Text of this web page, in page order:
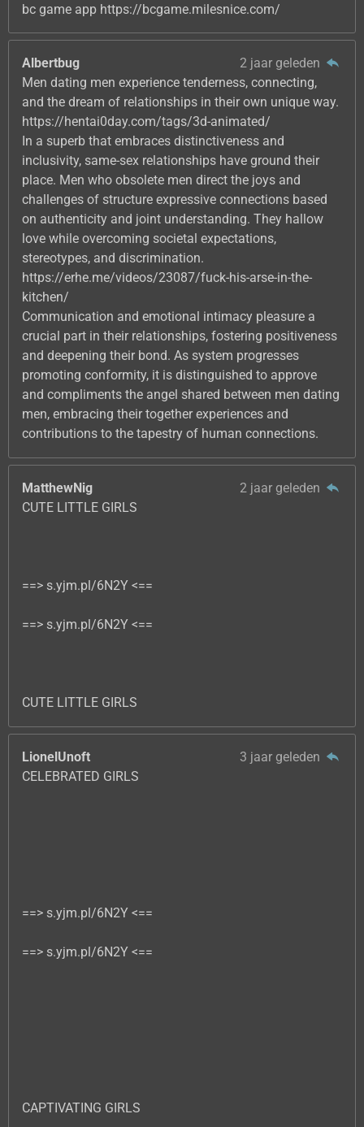
bc game app https://bcgame.milesnice.com/
Albertbug
2 jaar geleden
Men dating men experience tenderness, connecting,
and the dream of relationships in their own unique way.
https://hentai0day.com/tags/3d-animated/
In a superb that embraces distinctiveness and
inclusivity, same-sex relationships have ground their
place. Men who obsolete men direct the joys and
challenges of structure expressive connections based
on authenticity and joint understanding. They hallow
love while overcoming societal expectations,
stereotypes, and discrimination.
https://erhe.me/videos/23087/fuck-his-arse-in-the-
kitchen/
Communication and emotional intimacy pleasure a
crucial part in their relationships, fostering positiveness
and deepening their bond. As system progresses
promoting conformity, it is distinguished to approve
and compliments the angel shared between men dating
men, embracing their together experiences and
contributions to the tapestry of human connections.
MatthewNig
2 jaar geleden
CUTE LITTLE GIRLS
==> s.yjm.pl/6N2Y <==
==> s.yjm.pl/6N2Y <==
CUTE LITTLE GIRLS
LionelUnoft
3 jaar geleden
CELEBRATED GIRLS
==> s.yjm.pl/6N2Y <==
==> s.yjm.pl/6N2Y <==
CAPTIVATING GIRLS